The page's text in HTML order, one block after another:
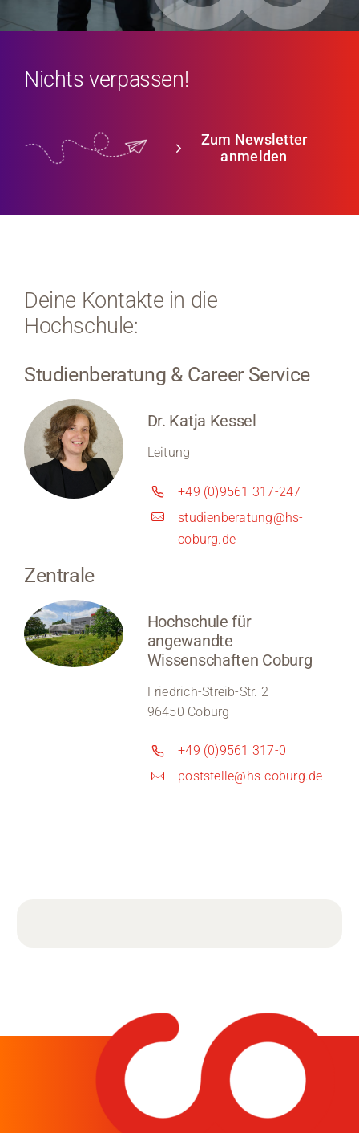
Nichts verpassen!
Zum Newsletter
anmelden
Deine Kontakte in die
Hochschule:
Studienberatung & Career Service
Dr. Katja Kessel
Leitung
+49 (0)9561 317-247
studienberatung@hs-
coburg.de
Zentrale
Hochschule für
angewandte
Wissenschaften Coburg
Friedrich-Streib-Str. 2
96450 Coburg
+49 (0)9561 317-0
poststelle@hs-coburg.de